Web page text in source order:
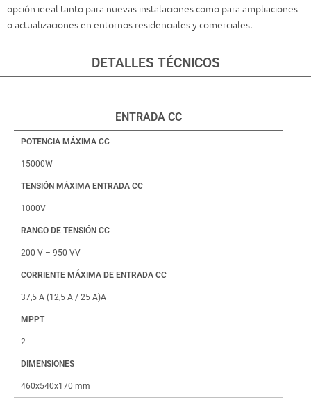
opción ideal tanto para nuevas instalaciones como para ampliaciones
o actualizaciones en entornos residenciales y comerciales.
DETALLES TÉCNICOS
ENTRADA CC
POTENCIA MÁXIMA CC
15000W
TENSIÓN MÁXIMA ENTRADA CC
1000V
RANGO DE TENSIÓN CC
200 V – 950 VV
CORRIENTE MÁXIMA DE ENTRADA CC
37,5 A (12,5 A / 25 A)A
MPPT
2
DIMENSIONES
460x540x170 mm